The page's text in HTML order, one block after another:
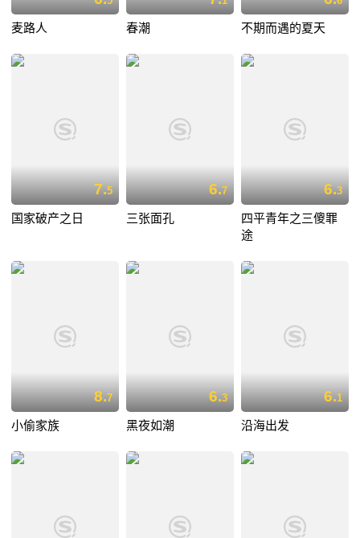
麦路人 春潮 不期而遇的夏天
7.5
国家破产之日
6.7
三张面孔
6.3
四平青年之三傻罪
途
8.7
小偷家族
6.3
黑夜如潮
6.1
沿海出发